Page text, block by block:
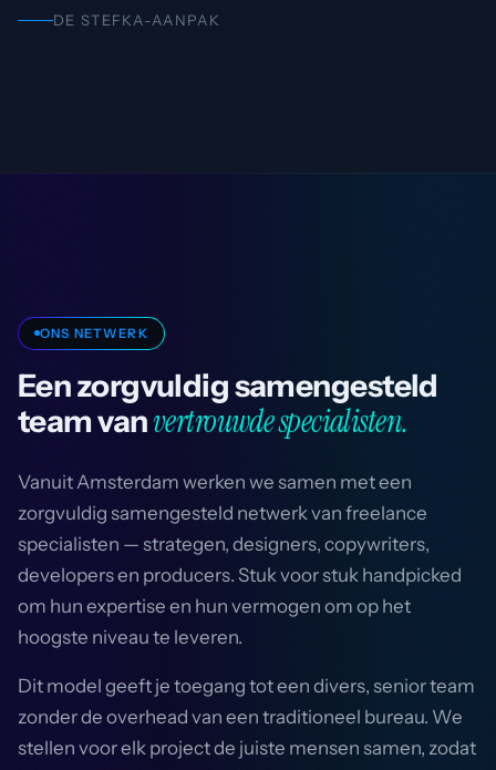
DE STEFKA-AANPAK
ONS NETWERK
Een zorgvuldig samengesteld
team vanvertrouwde specialisten.
Vanuit Amsterdam werken we samen met een
zorgvuldig samengesteld netwerk van freelance
specialisten — strategen, designers, copywriters,
developers en producers. Stuk voor stuk handpicked
om hun expertise en hun vermogen om op het
hoogste niveau te leveren.
Dit model geeft je toegang tot een divers, senior team
zonder de overhead van een traditioneel bureau. We
stellen voor elk project de juiste mensen samen, zodat